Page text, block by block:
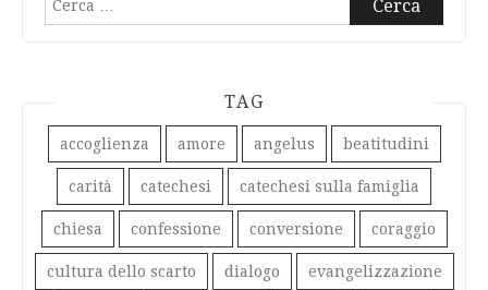
TAG
accoglienza amore angelus beatitudini
carità catechesi catechesi sulla famiglia
chiesa confessione conversione coraggio
cultura dello scarto dialogo evangelizzazione